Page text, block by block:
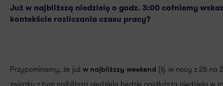
Już w najbliższą niedzielę o godz. 3:00 cofniemy
kontekście rozliczania czasu pracy?
Przypominamy, że już w najbliższy weekend (tj. w nocy z 26 na